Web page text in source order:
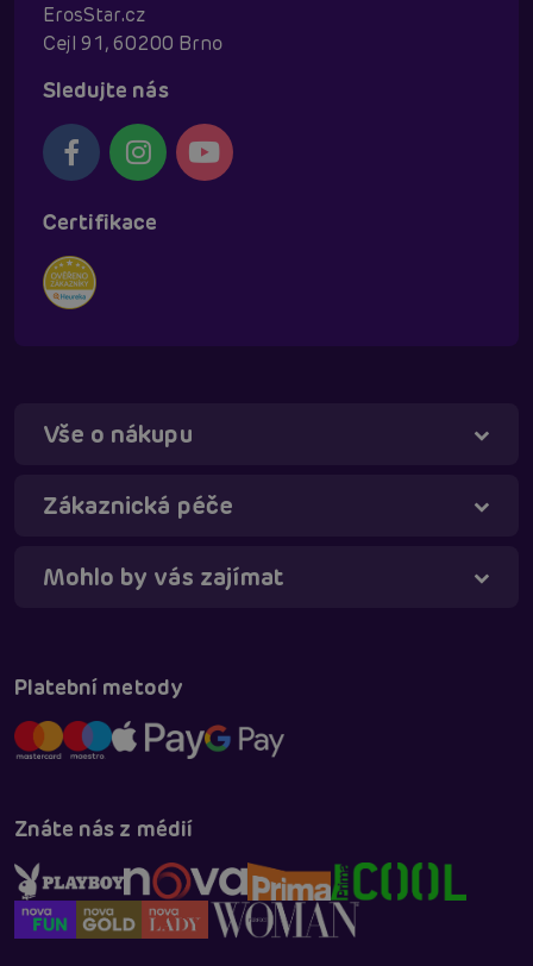
ErosStar.cz
Cejl 91, 60200 Brno
Sledujte nás
Certifikace
Vše o nákupu
Zákaznická péče
Mohlo by vás zajímat
Platební metody
Znáte nás z médií
Táňa - virtuální asistentka